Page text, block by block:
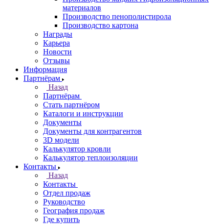
материалов
Производство пенополистирола
Производство картона
Награды
Карьера
Новости
Отзывы
Информация
Партнёрам
Назад
Партнёрам
Стать партнёром
Каталоги и инструкции
Документы
Документы для контрагентов
3D модели
Калькулятор кровли
Калькулятор теплоизоляции
Контакты
Назад
Контакты
Отдел продаж
Руководство
География продаж
Где купить